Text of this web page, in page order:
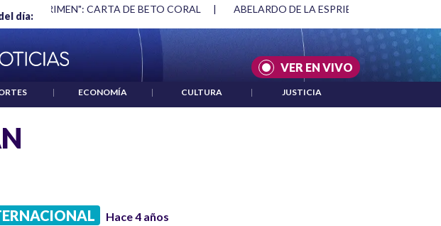
día:
ES UN CRIMEN": CARTA DE BETO CORAL | ABELARDO DE LA ESPRIELLA Y DMG
VER EN VIVO
| ECONOMÍA | CULTURA | JUSTICIA
Hace 4 años